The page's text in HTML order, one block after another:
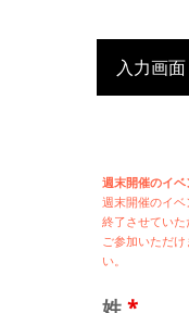
入力画面
週末開催のイ
週末開催のイ
終了させてい
ご参加いただ
い。
姓 *